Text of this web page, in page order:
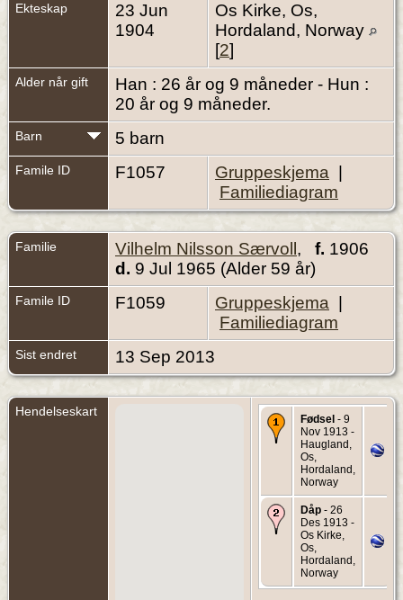
Ekteskap
23 Jun
1904
Os Kirke, Os,
Hordaland, Norway
[2]
Alder når gift
Han : 26 år og 9 måneder - Hun :
20 år og 9 måneder.
Barn 5 barn
Famile ID F1057 Gruppeskjema
Familiediagram
Familie Vilhelm Nilsson Særvoll , f. 1906
d. 9 Jul 1965 (Alder 59 år)
Famile ID F1059 Gruppeskjema
Familiediagram
Sist endret 13 Sep 2013
Hendelseskart
Fødsel - 9
Nov 1913 -
Haugland,
Os,
Hordaland,
Norway
Dåp - 26
Des 1913 -
Os Kirke,
Os,
Hordaland,
Norway